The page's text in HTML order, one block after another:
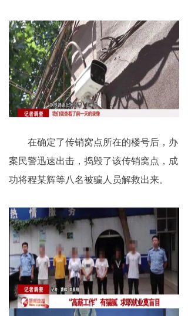
在确定了传销窝点所在的楼号后，办
案民警迅速出击，捣毁了该传销窝点，成
功将程某辉等八名被骗人员解救出来。